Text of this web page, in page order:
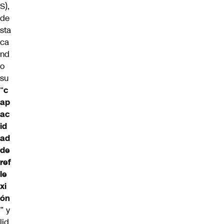
S),
de
sta
ca
nd
o
su
“c
ap
ac
id
ad
de
ref
le
xi
ón
” y